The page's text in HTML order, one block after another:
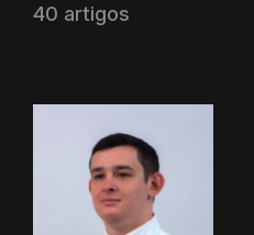
40 artigos